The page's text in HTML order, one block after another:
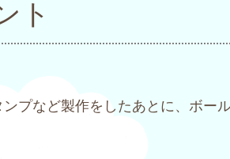
ト
プなど製作をしたあとに、ボー